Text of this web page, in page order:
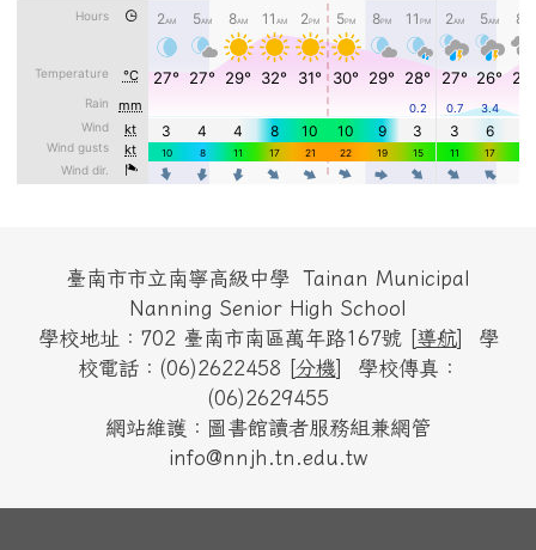
頁尾區域內容
臺南市市立南寧高級中學 Tainan Municipal
Nanning Senior High School
學校地址：702 臺南市南區萬年路167號 [導航] 學
校電話：(06)2622458 [分機] 學校傳真：
(06)2629455
網站維護：圖書館讀者服務組兼網管
info@nnjh.tn.edu.tw